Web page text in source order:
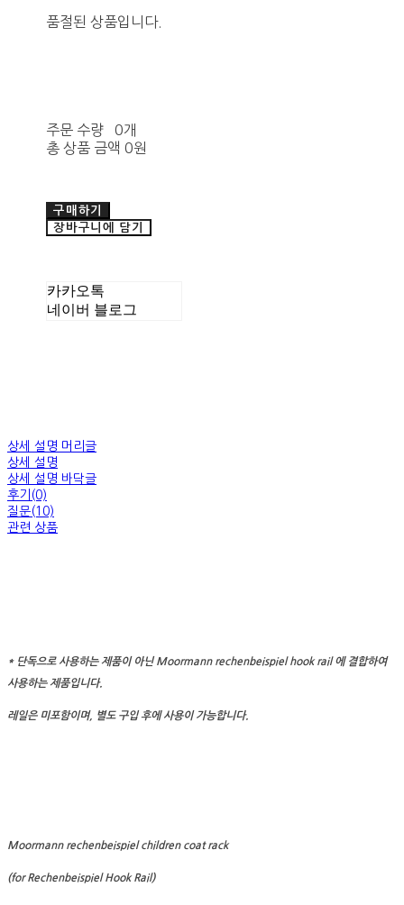
품절된 상품입니다.
주문 수량
0개
총 상품 금액 0원
구매하기
장바구니에 담기
카카오톡
네이버 블로그
상세 설명 머리글
상세 설명
상세 설명 바닥글
후기(0)
질문(10)
관련 상품
* 단독으로 사용하는 제품이 아닌 Moormann rechenbeispiel hook rail 에 결합하여
사용하는 제품입니다.
레일은 미포함이며, 별도 구입 후에 사용이 가능합니다.
Moormann rechenbeispiel children coat rack
(for Rechenbeispiel Hook Rail)